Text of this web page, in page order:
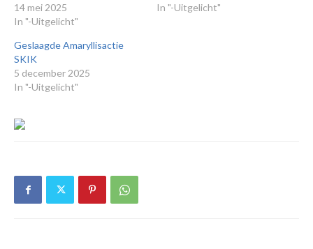
14 mei 2025
In "-Uitgelicht"
In "-Uitgelicht"
Geslaagde Amaryllisactie
SKIK
5 december 2025
In "-Uitgelicht"